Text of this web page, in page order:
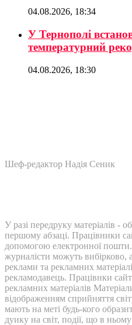
04.08.2026, 18:34
У Тернополі
температурний
04.08.2026, 18:30
Шеф-редактор Надія Сеник
У разі передруку матеріалів -
першому абзаці. Працівники
допомогою електронної
журналісти можуть вибірково,
реклами та рекламних
рекламодавець. Працівнки
рекламних матеріалів
відображенням сприйняття
мають на меті будь-кого
дуику на світ, події, що в